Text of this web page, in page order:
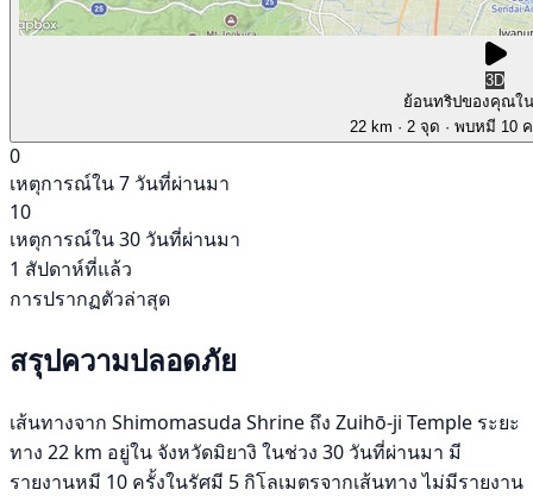
3D
ย้อนทริปของคุณใ
22 km · 2 จุด · พบหมี 10
0
เหตุการณ์ใน 7 วันที่ผ่านมา
10
เหตุการณ์ใน 30 วันที่ผ่านมา
1 สัปดาห์ที่แล้ว
การปรากฏตัวล่าสุด
สรุปความปลอดภัย
เส้นทางจาก Shimomasuda Shrine ถึง Zuihō-ji Temple ระยะ
ทาง 22 km อยู่ใน จังหวัดมิยางิ ในช่วง 30 วันที่ผ่านมา มี
รายงานหมี 10 ครั้งในรัศมี 5 กิโลเมตรจากเส้นทาง ไม่มีรายงาน